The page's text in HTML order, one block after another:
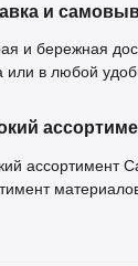
и
и бережная
или в любой
ассортимент